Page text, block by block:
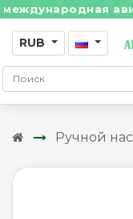
авиа
RUB
Ручной